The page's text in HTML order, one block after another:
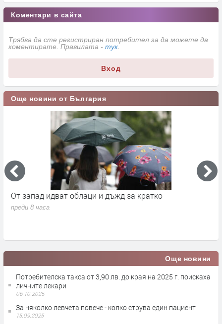
Коментари в сайта
Трябва да сте регистриран потребител за да можете да
коментирате. Правилата - тук
Вход
Още новини от България
От запад идват облаци и дъжд за кратко
преди 8 часа
Още новини
Потребителска такса от 3,90 лв. до края на 2025 г. поискаха
личните лекари
06.10.2025
За няколко левчета повече - колко струва един пациент
15.09.2025